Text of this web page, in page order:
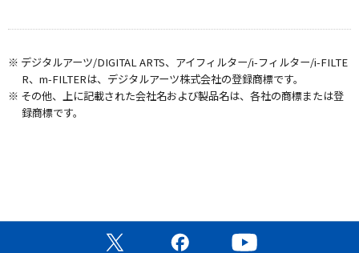
※ デジタルアーツ/DIGITAL ARTS、アイフィルター/i-フィルター/i-FILTE
R、m-FILTERは、デジタルアーツ株式会社の登録商標です。
※ その他、上に記載された会社名および製品名は、各社の商標または登
録商標です。
公式X（旧Twitter）ページ
公式Facebookページ